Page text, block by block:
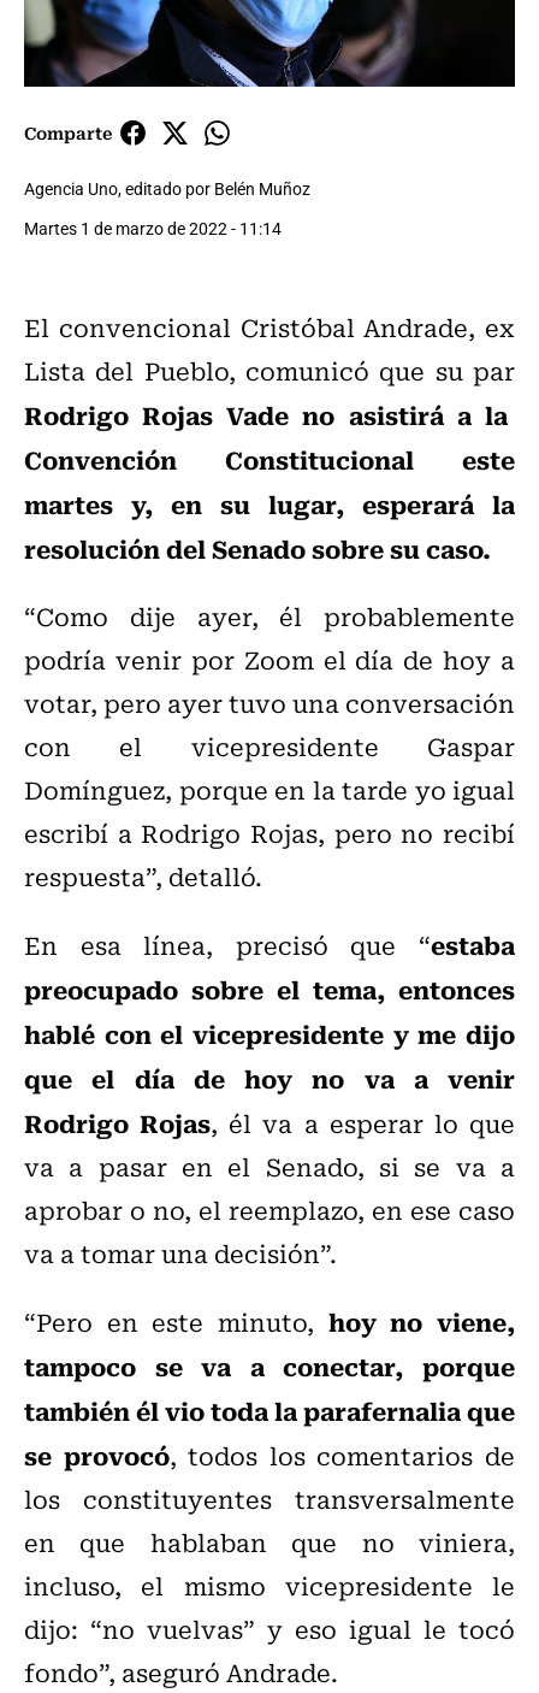
Comparte
Agencia Uno, editado por Belén Muñoz
Martes 1 de marzo de 2022 - 11:14
El convencional Cristóbal Andrade, ex
Lista del Pueblo, comunicó que su par
Rodrigo Rojas Vade no asistirá a la
Convención Constitucional este
martes y, en su lugar, esperará la
resolución del Senado sobre su caso.
“Como dije ayer, él probablemente
podría venir por Zoom el día de hoy a
votar, pero ayer tuvo una conversación
con el vicepresidente Gaspar
Domínguez, porque en la tarde yo igual
escribí a Rodrigo Rojas, pero no recibí
respuesta”, detalló.
En esa línea, precisó que “estaba
preocupado sobre el tema, entonces
hablé con el vicepresidente y me dijo
que el día de hoy no va a venir
Rodrigo Rojas, él va a esperar lo que
va a pasar en el Senado, si se va a
aprobar o no, el reemplazo, en ese caso
va a tomar una decisión”.
“Pero en este minuto, hoy no viene,
tampoco se va a conectar, porque
también él vio toda la parafernalia que
se provocó, todos los comentarios de
los constituyentes transversalmente
en que hablaban que no viniera,
incluso, el mismo vicepresidente le
dijo: “no vuelvas” y eso igual le tocó
fondo”, aseguró Andrade.